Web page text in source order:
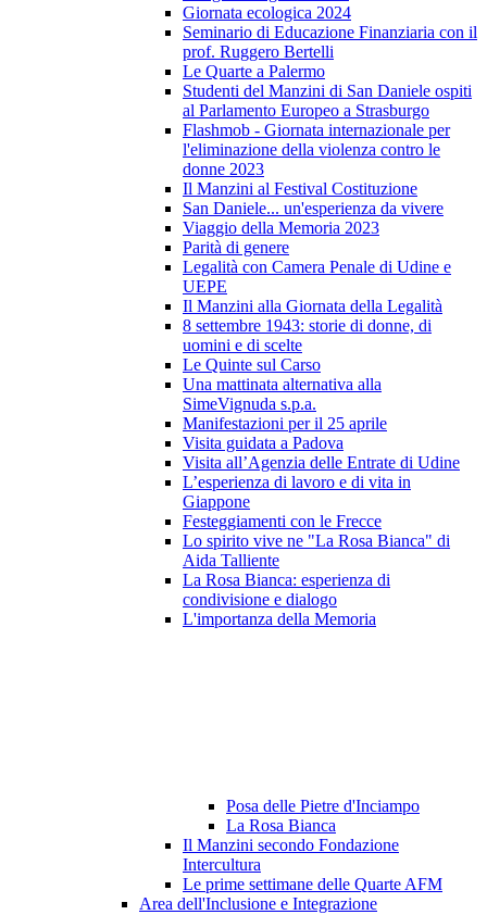
Giornata ecologica 2024
Seminario di Educazione Finanziaria con il
prof. Ruggero Bertelli
Le Quarte a Palermo
Studenti del Manzini di San Daniele ospiti
al Parlamento Europeo a Strasburgo
Flashmob - Giornata internazionale per
l'eliminazione della violenza contro le
donne 2023
Il Manzini al Festival Costituzione
San Daniele... un'esperienza da vivere
Viaggio della Memoria 2023
Parità di genere
Legalità con Camera Penale di Udine e
UEPE
Il Manzini alla Giornata della Legalità
8 settembre 1943: storie di donne, di
uomini e di scelte
Le Quinte sul Carso
Una mattinata alternativa alla
SimeVignuda s.p.a.
Manifestazioni per il 25 aprile
Visita guidata a Padova
Visita all’Agenzia delle Entrate di Udine
L’esperienza di lavoro e di vita in
Giappone
Festeggiamenti con le Frecce
Lo spirito vive ne "La Rosa Bianca" di
Aida Talliente
La Rosa Bianca: esperienza di
condivisione e dialogo
L'importanza della Memoria
Posa delle Pietre d'Inciampo
La Rosa Bianca
Il Manzini secondo Fondazione
Intercultura
Le prime settimane delle Quarte AFM
Area dell'Inclusione e Integrazione